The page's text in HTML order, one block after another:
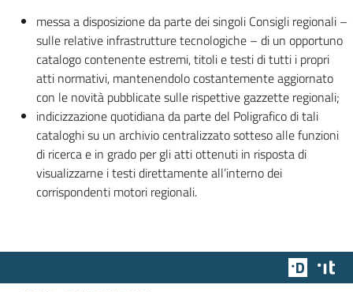
messa a disposizione da parte dei singoli Consigli regionali –
sulle relative infrastrutture tecnologiche – di un opportuno
catalogo contenente estremi, titoli e testi di tutti i propri
atti normativi, mantenendolo costantemente aggiornato
con le novità pubblicate sulle rispettive gazzette regionali;
indicizzazione quotidiana da parte del Poligrafico di tali
cataloghi su un archivio centralizzato sotteso alle funzioni
di ricerca e in grado per gli atti ottenuti in risposta di
visualizzarne i testi direttamente all’interno dei
corrispondenti motori regionali.
Team